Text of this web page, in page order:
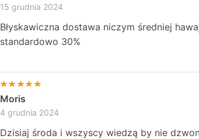
15 grudnia 2024
Błyskawiczna dostawa niczym średniej
standardowo 30%
Moris
4 grudnia 2024
Dzisiaj środa i wszyscy wiedzą by nie